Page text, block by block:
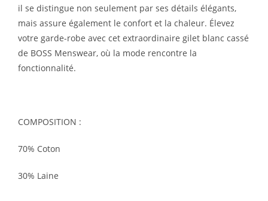
il se distingue non seulement par ses détails élégants,
mais assure également le confort et la chaleur. Élevez
votre garde-robe avec cet extraordinaire gilet blanc cassé
de BOSS Menswear, où la mode rencontre la
fonctionnalité.
COMPOSITION :
70% Coton
30% Laine